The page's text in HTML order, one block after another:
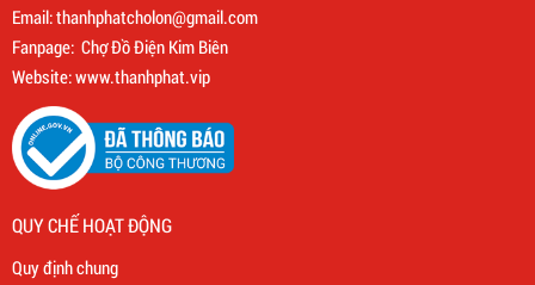
Email:thanhphatcholon@gmail.com
Fanpage: Chợ Đồ Điện Kim Biên
Website: www.thanhphat.vip
QUY CHẾ HOẠT ĐỘNG
Quy định chung